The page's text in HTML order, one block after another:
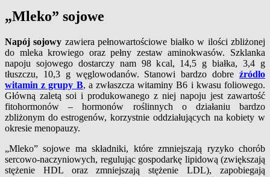
„Mleko” sojowe
Napój sojowy zawiera pełnowartościowe białko w ilości zbliżonej
do mleka krowiego oraz pełny zestaw aminokwasów. Szklanka
napoju sojowego dostarczy nam 98 kcal, 14,5 g białka, 3,4 g
tłuszczu, 10,3 g węglowodanów. Stanowi bardzo dobre źródło
witamin z grupy B, a zwłaszcza witaminy B6 i kwasu foliowego.
Główną zaletą soi i produkowanego z niej napoju jest zawartość
fitohormonów – hormonów roślinnych o działaniu bardzo
zbliżonym do estrogenów, korzystnie oddziałujących na kobiety w
okresie menopauzy.
„Mleko” sojowe ma składniki, które zmniejszają ryzyko chorób
sercowo-naczyniowych, regulując gospodarkę lipidową (zwiększają
stężenie HDL oraz zmniejszają stężenie LDL), zapobiegają